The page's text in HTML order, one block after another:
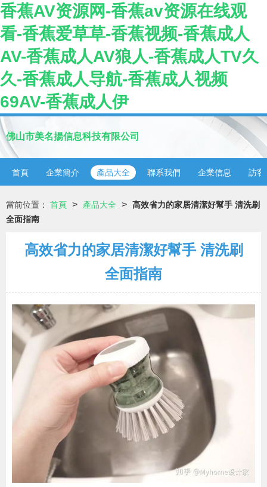
香蕉AV资源网-香蕉av资源在线观
看-香蕉爱草草-香蕉视频-香蕉成人
AV-香蕉成人AV狼人-香蕉成人TV久
久-香蕉成人导航-香蕉成人视频
69AV-香蕉成人伊
佛山市美名揚信息科技有限公司
首頁 企業簡介 產品大全 聯系我們 企業信息 訪客
當前位置： 首頁 > 產品大全 > 高效省力的家居清潔好幫手 清洗刷
全面指南
高效省力的家居清潔好幫手 清洗刷
全面指南